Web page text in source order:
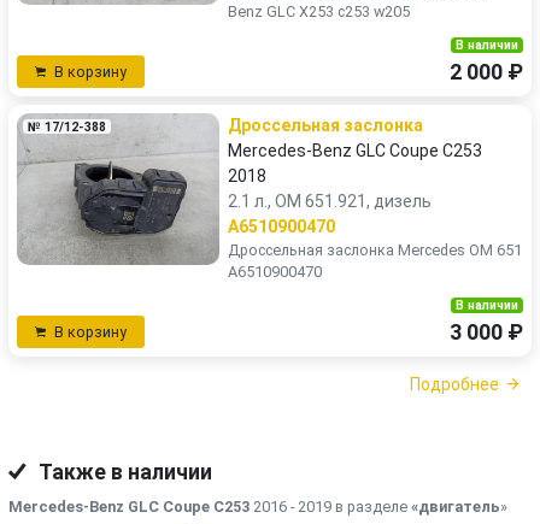
Benz GLC X253 c253 w205
В корзину
В наличии
2 000 ₽
№ 17/12-388
Дроссельная заслонка
Mercedes-Benz GLC Coupe C253
2018
2.1 л., OM 651.921, дизель
A6510900470
Дроссельная заслонка Mercedes OM 651
A6510900470
В корзину
В наличии
3 000 ₽
Подробнее
Также в наличии
Mercedes-Benz GLC Coupe C253 2016 - 2019 в разделе «двигатель»